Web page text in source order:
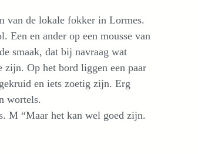
van de lokale fokker in Lormes.
Een en ander op een mousse van
smaak, dat bij navraag wat
Op het bord liggen een paar
en iets zoetig zijn. Erg
wortels.
M “Maar het kan wel goed zijn.